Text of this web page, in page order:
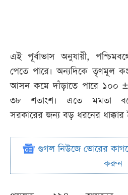
এই পূর্বাভাস অনুযায়ী,
পেতে পারে। অন্যদিকে তৃণমূল
আসন কমে দাঁড়াতে পারে ১০০
৩৮ শতাংশ। এতে মমতা
সরকারের জন্য বড় ধরনের ধাক্কার
গুগল নিউজে ভোরের
করুন